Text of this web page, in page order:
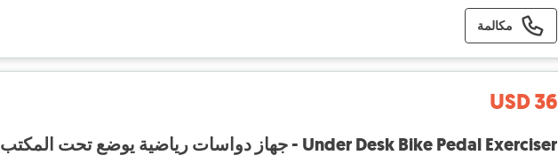
مكالمة
USD 36
Under Desk Bike Pedal Exerciser - جهاز دواسات رياضية يوضع تحت المكتب